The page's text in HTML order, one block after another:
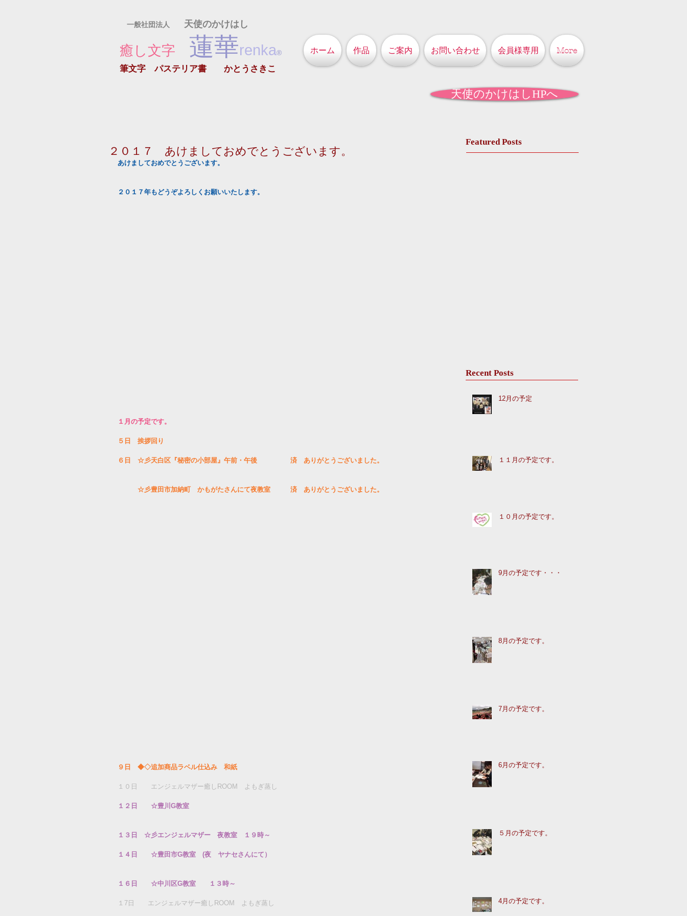
一般社団法人 天使のかけはし
癒し文字 蓮華renka®
筆文字 パステリア書 かとうさきこ
ホーム 作品 ご案内 お問い合わせ 会員様専用 More
天使のかけはしHPへ
２０１７ あけましておめでとうございます。
あけましておめでとうございます。
２０１７年もどうぞよろしくお願いいたします。
１月の予定です。
５日　挨拶回り
６日　☆彡天白区『秘密の小部屋』午前・午後　　　　　済　ありがとうございました。
☆彡豊田市加納町　かもがたさんにて夜教室　　　済　ありがとうございました。
９日　◆◇追加商品ラベル仕込み　和紙
１０日　　エンジェルマザー癒しROOM　よもぎ蒸し
１２日　　☆豊川G教室
１３日　☆彡エンジェルマザー　夜教室　１９時～
１４日　　☆豊田市G教室　(夜　ヤナセさんにて）
１６日　　☆中川区G教室　　１３時～
１7日　　エンジェルマザー癒しROOM　よもぎ蒸し
Featured Posts
Recent Posts
12月の予定
１１月の予定です。
１０月の予定です。
9月の予定です・・・
8月の予定です。
7月の予定です。
6月の予定です。
５月の予定です。
4月の予定です。